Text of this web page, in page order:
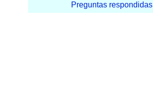
Preguntas respondidas